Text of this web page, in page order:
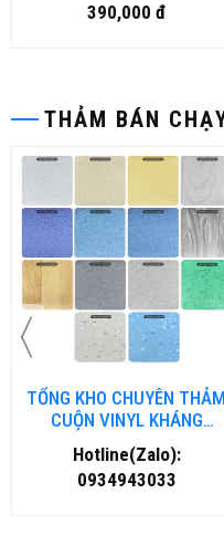
390,000 đ
THẢM BÁN
TỔNG KHO CHUYÊN
CUỘN VINYL KHÁNG
KHUẨN TẠI ĐÀ NẴNG
Hotline(Zalo):
0934943033